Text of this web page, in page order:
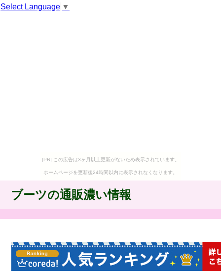
Select Language ▼
[PR] この広告は3ヶ月以上更新がないため表示されています。
ホームページを更新後24時間以内に表示されなくなります。
ブーツの通販濃い情報